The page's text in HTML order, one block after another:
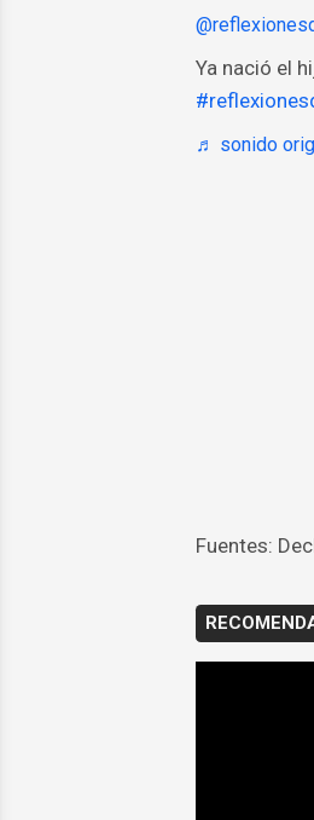
Ya nació el
♬ sonido
Fuentes: